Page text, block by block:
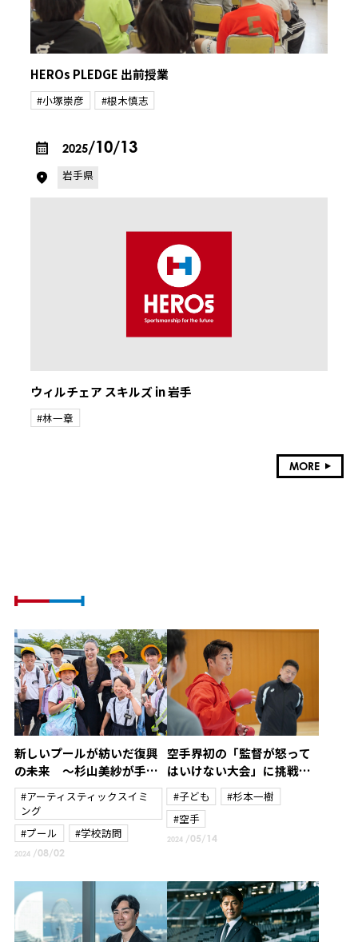
HEROs PLEDGE 出前授業
#小塚崇彦 #根木慎志
2025/10/13
岩手県
ウィルチェア スキルズ in 岩手
#林一章
MORE
新しいプールが紡いだ復興
の未来 ～杉山美紗が手に
した新たな使命と笑顔の贈
り物～
#アーティスティックスイミ
ング
#プール
#学校訪問
2024 /08/02
空手界初の「監督が怒って
はいけない大会」に挑戦～
杉本一樹～
#子ども
#杉本一樹
#空手
2024 /05/14